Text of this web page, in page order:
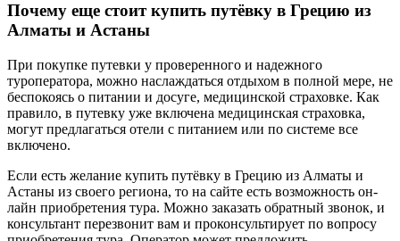
Почему еще стоит купить путёвку в Грецию из
Алматы и Астаны
При покупке путевки у проверенного и надежного
туроператора, можно наслаждаться отдыхом в полной мере, не
беспокоясь о питании и досуге, медицинской страховке. Как
правило, в путевку уже включена медицинская страховка,
могут предлагаться отели с питанием или по системе все
включено.
Если есть желание купить путёвку в Грецию из Алматы и
Астаны из своего региона, то на сайте есть возможность он-
лайн приобретения тура. Можно заказать обратный звонок, и
консультант перезвонит вам и проконсультирует по вопросу